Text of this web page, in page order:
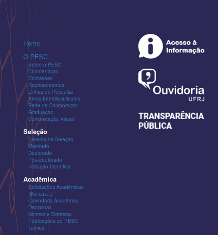
Home
O PESC
Sobre o PESC
Coordenação
Comissões
Representantes
Linhas de Pesquisa
Áreas Interdisciplinares
Rede de Colaboração
Graduação
Comunicação Visual
Seleção
Sistema de Seleção
Mestrado
Doutorado
Pós-Doutorado
Iniciação Científica
Acadêmica
Solicitações Acadêmicas
(Bancas...)
Calendário Acadêmico
Disciplinas
Normas e Diretrizes
Publicações do PESC
Turmas